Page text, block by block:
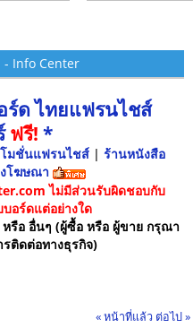
- Info Center
ร์ด ไทยแฟรนไชส์
ฟรี! *
มชั่นแฟรนไชส์ | ร้านหนังสือ
โฆษณา
ไม่มีส่วนรับผิดชอบกับ
อร์ดแต่อย่างใด
หรือ อื่นๆ (ผู้ซื้อ หรือ ผู้ขาย กรุณา
ติดต่อทางธุรกิจ)
« หน้าที่แล้ว ต่อไป »